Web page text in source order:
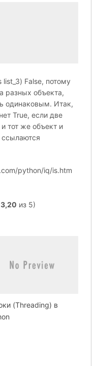
False, потому
разных объекта,
одинаковым. Итак,
True, если две
тот же объект и
python/iq/is.htm
3,20 из 5)
(Threading) в